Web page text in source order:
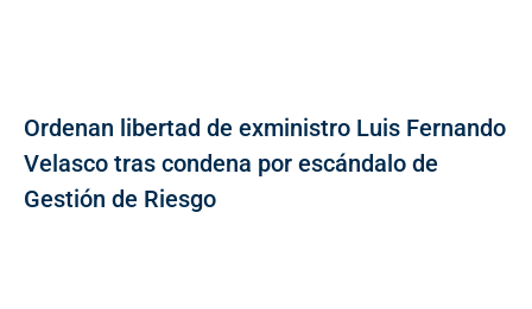
Ordenan libertad de exministro Luis Fernando
Velasco tras condena por escándalo de
Gestión de Riesgo